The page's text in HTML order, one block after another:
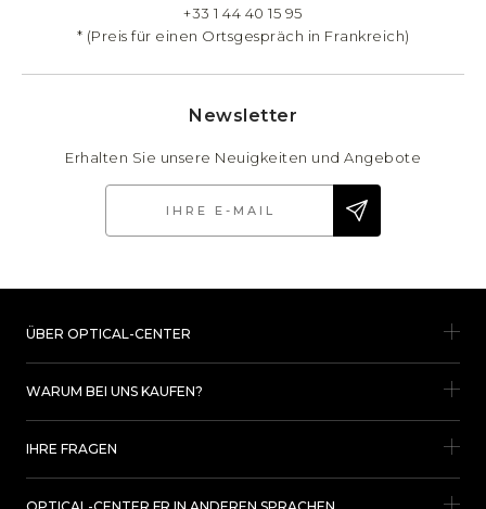
+33 1 44 40 15 95
* (Preis für einen Ortsgespräch in Frankreich)
Newsletter
Erhalten Sie unsere Neuigkeiten und Angebote
ÜBER OPTICAL-CENTER
WARUM BEI UNS KAUFEN?
IHRE FRAGEN